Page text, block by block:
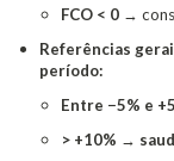
FCO < 0 →
Referências
período:
Entre −5% e
> +10% →